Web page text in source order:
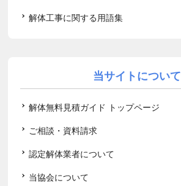
解体工事に関する用語集
当サイトについて
解体無料見積ガイド トップページ
ご相談・資料請求
認定解体業者について
当協会について